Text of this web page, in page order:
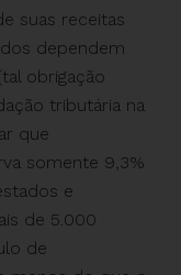
suas receitas
dependem
obrigação
tributária na
que
somente 9,3%
e
de 5.000
de